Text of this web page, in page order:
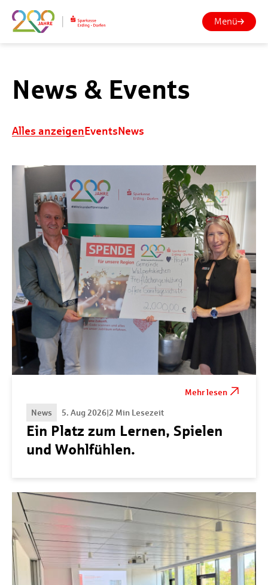
Menü
News & Events
Alles anzeigenEventsNews
Mehr lesen
News
5. Aug 2026|2 Min Lesezeit
Ein Platz zum Lernen, Spielen
und Wohlfühlen.